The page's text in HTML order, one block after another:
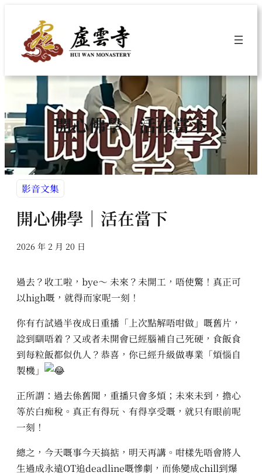
內
開心佛學｜活在當下
影音文集
開心佛學｜活在當下
2026 年 2 月 20 日
過去？收工啦，bye～ 未來？未開工，唔使驚！真正可
以high嘅，就得而家呢一刻！
你有冇試過半夜成日重播「上次點解唔咁做」嘅舊片，
諗到瞓唔着？又或者未開會已經腦補自己死硬，食飯食
到每粒飯都似仇人？恭喜，你已經升級做專業「煩惱自
製機」
正所謂：過去係舊聞，重播只會多煩；未來未到，擔心
等於白痴稅。真正有得玩、有得享受嘅，就只有眼前呢
一刻！
總之，今天嘅事今天搞掂，明天再講。咁樣先唔會將人
生過成永遠OT追deadline嘅慘劇，而係變成chill到爆